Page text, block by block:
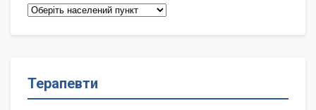
Сімейні
Терапевти